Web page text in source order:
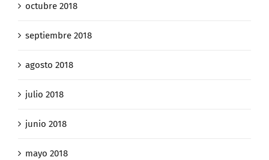
octubre 2018
septiembre 2018
agosto 2018
julio 2018
junio 2018
mayo 2018